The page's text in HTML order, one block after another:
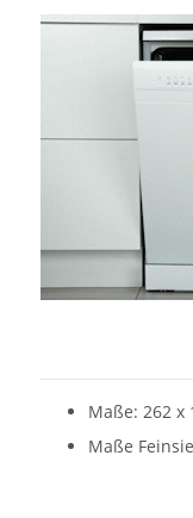
Maße: 262 x
Maße